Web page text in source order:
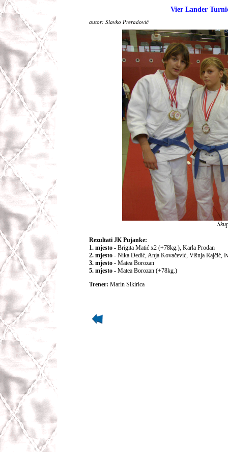
Vier Lander
autor: Slavko Preradović
Rezultati JK Pujanke:
1. mjesto - Brigita Matić x2 (+78kg.), Karla Prodan
2. mjesto - Nika Dedić, Anja Kovačević, Višnja Rajčić,
3. mjesto - Matea Borozan
5. mjesto - Matea Borozan (+78kg.)
Trener: Marin Sikirica